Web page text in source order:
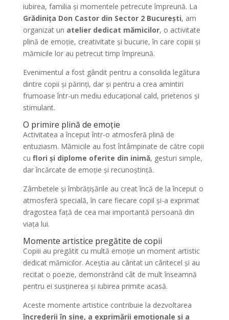
iubirea, familia și momentele petrecute împreună. La
Grădinița Don Castor din Sector 2 București, am
organizat un atelier dedicat mămicilor, o activitate
plină de emoție, creativitate și bucurie, în care copiii și
mămicile lor au petrecut timp împreună.
Evenimentul a fost gândit pentru a consolida legătura
dintre copii și părinți, dar și pentru a crea amintiri
frumoase într-un mediu educațional cald, prietenos și
stimulant.
O primire plină de emoție
Activitatea a început într-o atmosferă plină de
entuziasm. Mămicile au fost întâmpinate de către copii
cu flori și diplome oferite din inimă, gesturi simple,
dar încărcate de emoție și recunoștință.
Zâmbetele și îmbrățișările au creat încă de la început o
atmosferă specială, în care fiecare copil și-a exprimat
dragostea față de cea mai importantă persoană din
viața lui.
Momente artistice pregătite de copii
Copiii au pregătit cu multă emoție un moment artistic
dedicat mămicilor. Aceștia au cântat un cântecel și au
recitat o poezie, demonstrând cât de mult înseamnă
pentru ei susținerea și iubirea primite acasă.
Aceste momente artistice contribuie la dezvoltarea
încrederii în sine, a exprimării emoționale și a